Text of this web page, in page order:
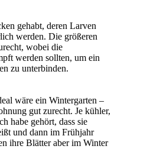
gehabt, deren Larven
werden. Die größeren
wobei die
werden sollten, um ein
zu unterbinden.
wäre ein Wintergarten –
gut zurecht. Je kühler,
habe gehört, dass sie
und dann im Frühjahr
ihre Blätter aber im Winter